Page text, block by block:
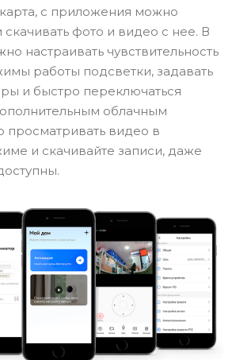
с приложения можно
скачивать фото и видео с нее. В
настраивать чувствительность
работы подсветки, задавать
и быстро переключаться
облачным
видео в
и скачивайте записи, даже